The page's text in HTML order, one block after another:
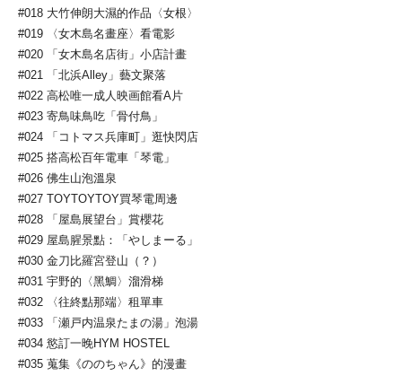
#018 大竹伸朗大濕的作品〈女根〉
#019 〈女木島名畫座〉看電影
#020 「女木島名店街」小店計畫
#021 「北浜Alley」藝文聚落
#022 高松唯一成人映画館看A片
#023 寄鳥味鳥吃「骨付鳥」
#024 「コトマス兵庫町」逛快閃店
#025 搭高松百年電車「琴電」
#026 佛生山泡溫泉
#027 TOYTOYTOY買琴電周邊
#028 「屋島展望台」賞櫻花
#029 屋島腥景點：「やしまーる」
#030 金刀比羅宮登山（？）
#031 宇野的〈黑鯛〉溜滑梯
#032 〈往終點那端〉租單車
#033 「瀬戸内温泉たまの湯」泡湯
#034 慾訂一晚HYM HOSTEL
#035 蒐集《ののちゃん》的漫畫